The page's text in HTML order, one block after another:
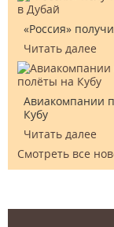
«Россия»
Читать далее
Авиакомпании
Кубу
Читать далее
Смотреть все